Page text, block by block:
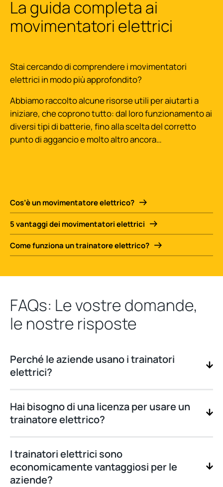
La guida completa ai
movimentatori elettrici
Stai cercando di comprendere i movimentatori
elettrici in modo più approfondito?
Abbiamo raccolto alcune risorse utili per aiutarti a
iniziare, che coprono tutto: dal loro funzionamento ai
diversi tipi di batterie, fino alla scelta del corretto
punto di aggancio e molto altro ancora…
Cos’è un movimentatore elettrico?
5 vantaggi dei movimentatori elettrici
Come funziona un trainatore elettrico?
FAQs: Le vostre domande,
le nostre risposte
Perché le aziende usano i trainatori
elettrici?
Hai bisogno di una licenza per usare un
trainatore elettrico?
I trainatori elettrici sono
economicamente vantaggiosi per le
aziende?